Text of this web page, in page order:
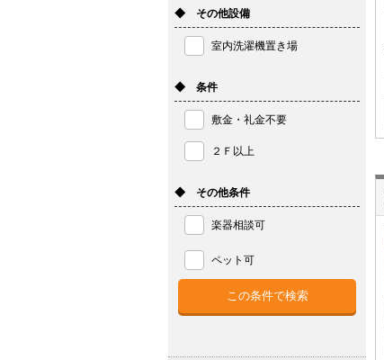
◆ その他設備
室内洗濯機置き場
◆ 条件
敷金・礼金不要
２Ｆ以上
◆ その他条件
楽器相談可
ペット可